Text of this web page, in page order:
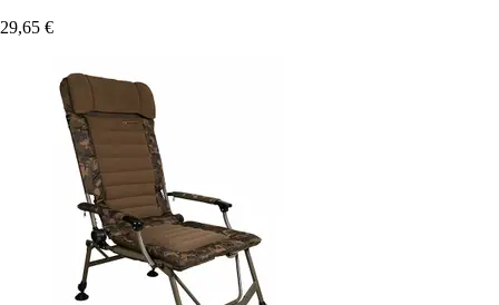
29,65 €